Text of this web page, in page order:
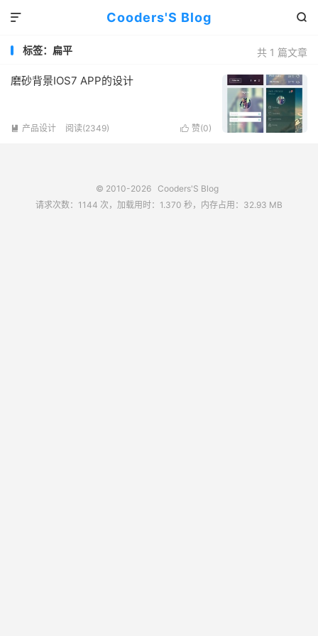
Cooders'S Blog 

共 1 篇文章
标签：扁平
磨砂背景IOS7 APP的设计
 赞(0)
 产品设计 阅读(2349)
© 2010-2026 Cooders'S Blog
请求次数：1144 次，加载用时：1.370 秒，内存占用：32.93 MB